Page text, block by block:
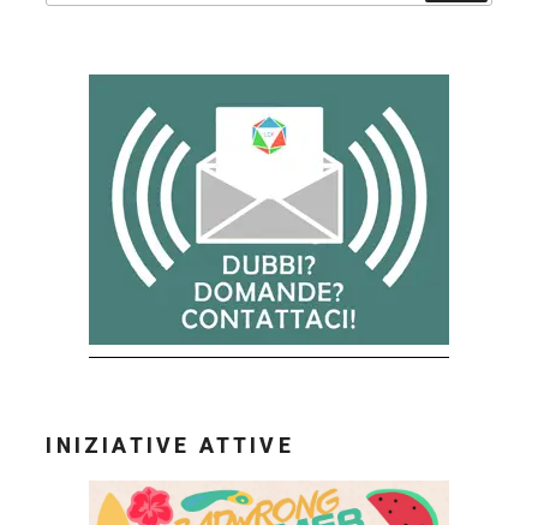
INIZIATIVE ATTIVE